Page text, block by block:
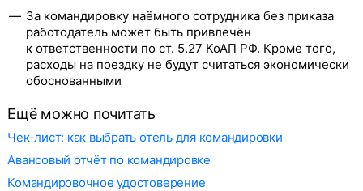
За командировку наёмного сотрудника без приказа
работодатель может быть привлечён
к ответственности по ст. 5.27 КоАП РФ. Кроме того,
расходы на поездку не будут считаться экономически
обоснованными
Ещё можно почитать
Чек-лист: как выбрать отель для командировки
Авансовый отчёт по командировке
Командировочное удостоверение